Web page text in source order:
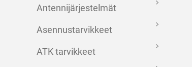
Antennijärjestelmät
Asennustarvikkeet
ATK tarvikkeet